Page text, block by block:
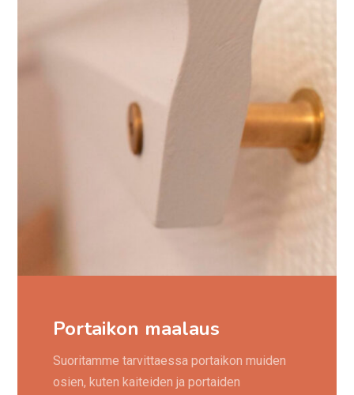
Portaikon maalaus
Suoritamme tarvittaessa portaikon muiden
osien, kuten kaiteiden ja portaiden